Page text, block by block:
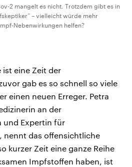
2 mangelt es nicht. Trotzdem gibt es in
– vielleicht würde mehr
Nebenwirkungen helfen?
ist eine Zeit der
gab es so schnell so viele
einen neuen Erreger. Petra
an der
und Expertin für
nennt das offensichtliche
kurzer Zeit eine ganze Reihe
Impfstoffen haben, ist